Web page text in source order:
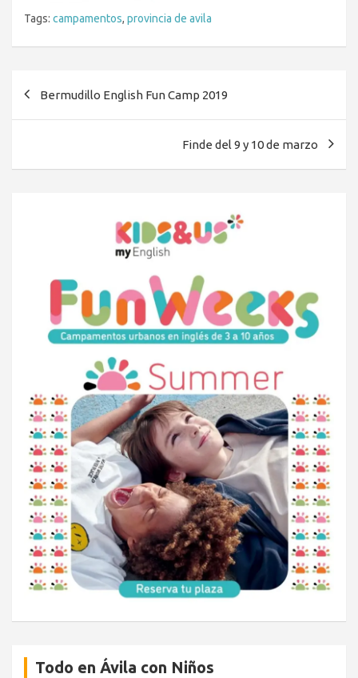
Tags: campamentos, provincia de avila
Bermudillo English Fun Camp 2019
Finde del 9 y 10 de marzo
Todo en Ávila con Niños